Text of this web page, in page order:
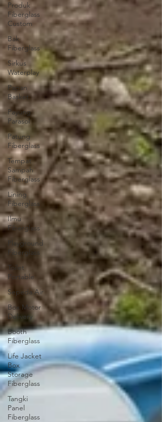
Produk
Fiberglass
Custom
Bak
Fiberglass
Sirkus
Waterplay
Papan
Basket
Payung
Parasol
Patung
Fiberglass
Tempat
Sampah
Fiberglass
Lining
Fiberglass
Ilmu
Fiberglass
Playground
Fiberglass
Toilet
Portable
Sepeda Air
Box Motor
Delivery
Booth
Fiberglass
Life Jacket
Box
Storage
Fiberglass
Tangki
Panel
Fiberglass